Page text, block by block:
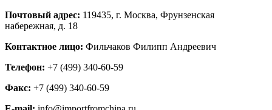
Почтовый адрес: 119435, г. Москва, Фрунзенская
набережная, д. 18
Контактное лицо: Фильчaков Филипп Андреевич
Телефон: +7 (499) 340-60-59
Факс: +7 (499) 340-60-59